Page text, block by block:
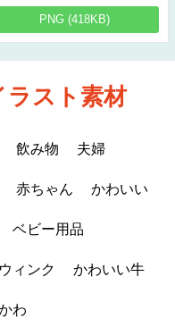
PNG (418KB)
ラスト素材
飲み物 夫婦
赤ちゃん かわいい
ベビー用品
ウィンク かわいい牛
わ